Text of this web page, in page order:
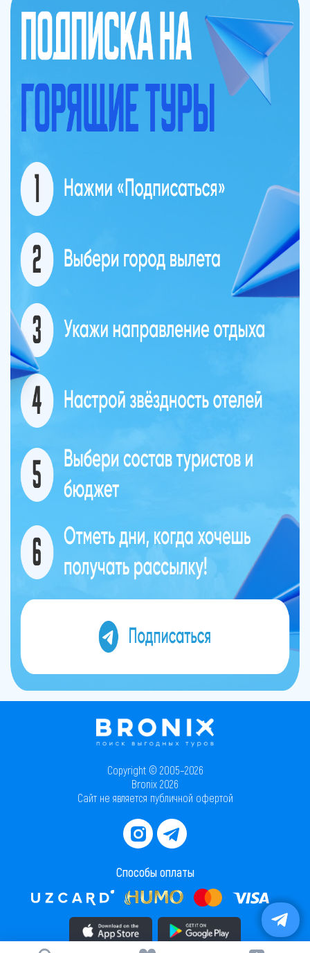
Copyright © 2005–2026
Bronix 2026
Сайт не является публичной офертой
Способы оплаты
Скачать приложение в AppStore Скачать приложение в PlayMarket